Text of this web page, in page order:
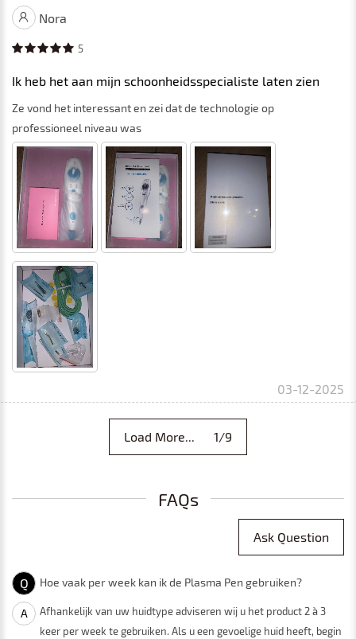
Nora
5
Ik heb het aan mijn schoonheidsspecialiste laten zien
Ze vond het interessant en zei dat de technologie op
professioneel niveau was
03-12-2025
Load More... 1/9
FAQs
Ask Question
Q Hoe vaak per week kan ik de Plasma Pen gebruiken?
A
Afhankelijk van uw huidtype adviseren wij u het product 2 à 3
keer per week te gebruiken. Als u een gevoelige huid heeft, begin